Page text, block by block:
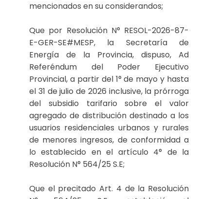
mencionados en su considerandos;
Que por Resolución N° RESOL-2026-87-
E-GER-SE#MESP, la Secretaría de
Energía de la Provincia, dispuso, Ad
Referéndum del Poder Ejecutivo
Provincial, a partir del 1° de mayo y hasta
el 31 de julio de 2026 inclusive, la prórroga
del subsidio tarifario sobre el valor
agregado de distribución destinado a los
usuarios residenciales urbanos y rurales
de menores ingresos, de conformidad a
lo establecido en el artículo 4° de la
Resolución N° 564/25 S.E;
Que el precitado Art. 4 de la Resolución